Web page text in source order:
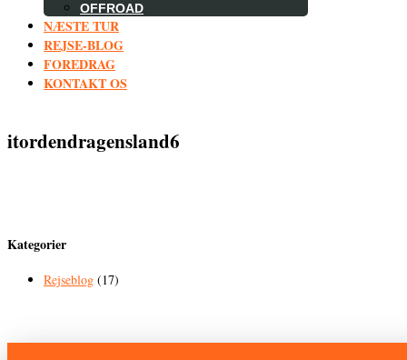
OFFROAD
NÆSTE TUR
REJSE-BLOG
FOREDRAG
KONTAKT OS
itordendragensland6
Kategorier
Rejseblog (17)